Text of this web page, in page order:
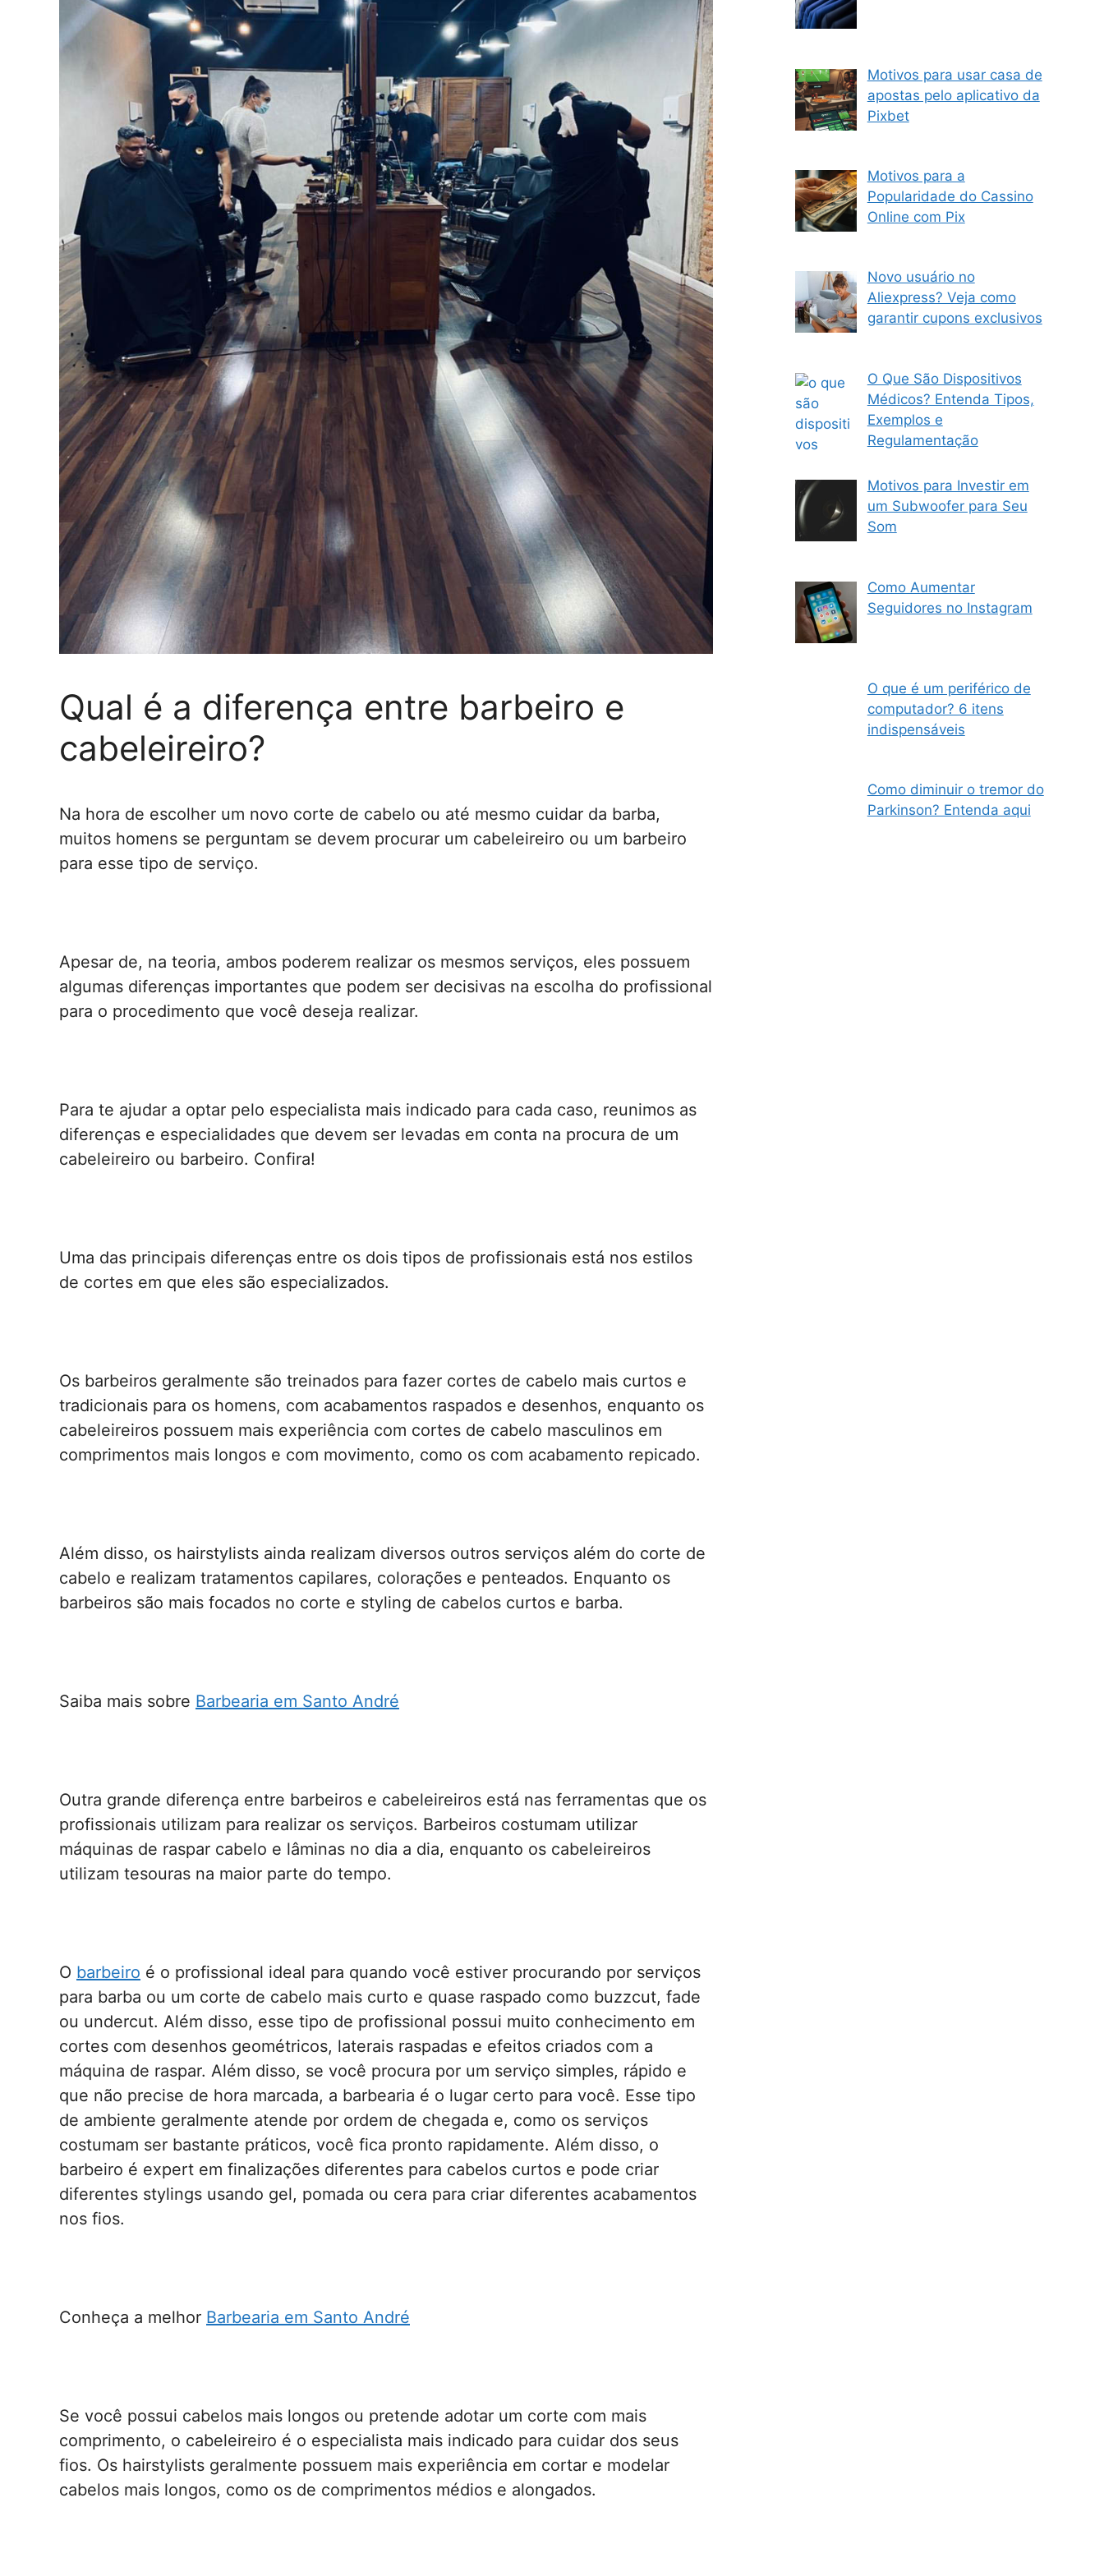
Qual é a diferença entre barbeiro e
cabeleireiro?
Na hora de escolher um novo corte de cabelo ou até mesmo cuidar da barba,
muitos homens se perguntam se devem procurar um cabeleireiro ou um barbeiro
para esse tipo de serviço.
Apesar de, na teoria, ambos poderem realizar os mesmos serviços, eles possuem
algumas diferenças importantes que podem ser decisivas na escolha do profissional
para o procedimento que você deseja realizar.
Para te ajudar a optar pelo especialista mais indicado para cada caso, reunimos as
diferenças e especialidades que devem ser levadas em conta na procura de um
cabeleireiro ou barbeiro. Confira!
Uma das principais diferenças entre os dois tipos de profissionais está nos estilos
de cortes em que eles são especializados.
Os barbeiros geralmente são treinados para fazer cortes de cabelo mais curtos e
tradicionais para os homens, com acabamentos raspados e desenhos, enquanto os
cabeleireiros possuem mais experiência com cortes de cabelo masculinos em
comprimentos mais longos e com movimento, como os com acabamento repicado.
Além disso, os hairstylists ainda realizam diversos outros serviços além do corte de
cabelo e realizam tratamentos capilares, colorações e penteados. Enquanto os
barbeiros são mais focados no corte e styling de cabelos curtos e barba.
Saiba mais sobre Barbearia em Santo André
Outra grande diferença entre barbeiros e cabeleireiros está nas ferramentas que os
profissionais utilizam para realizar os serviços. Barbeiros costumam utilizar
máquinas de raspar cabelo e lâminas no dia a dia, enquanto os cabeleireiros
utilizam tesouras na maior parte do tempo.
O barbeiro é o profissional ideal para quando você estiver procurando por serviços
para barba ou um corte de cabelo mais curto e quase raspado como buzzcut, fade
ou undercut. Além disso, esse tipo de profissional possui muito conhecimento em
cortes com desenhos geométricos, laterais raspadas e efeitos criados com a
máquina de raspar. Além disso, se você procura por um serviço simples, rápido e
que não precise de hora marcada, a barbearia é o lugar certo para você. Esse tipo
de ambiente geralmente atende por ordem de chegada e, como os serviços
costumam ser bastante práticos, você fica pronto rapidamente. Além disso, o
barbeiro é expert em finalizações diferentes para cabelos curtos e pode criar
diferentes stylings usando gel, pomada ou cera para criar diferentes acabamentos
nos fios.
Conheça a melhor Barbearia em Santo André
Se você possui cabelos mais longos ou pretende adotar um corte com mais
comprimento, o cabeleireiro é o especialista mais indicado para cuidar dos seus
fios. Os hairstylists geralmente possuem mais experiência em cortar e modelar
cabelos mais longos, como os de comprimentos médios e alongados.
Motivos para usar casa de
apostas pelo aplicativo da
Pixbet
Motivos para a
Popularidade do Cassino
Online com Pix
Novo usuário no
Aliexpress? Veja como
garantir cupons exclusivos
O Que São Dispositivos
Médicos? Entenda Tipos,
Exemplos e
Regulamentação
Motivos para Investir em
um Subwoofer para Seu
Som
Como Aumentar
Seguidores no Instagram
O que é um periférico de
computador? 6 itens
indispensáveis
Como diminuir o tremor do
Parkinson? Entenda aqui